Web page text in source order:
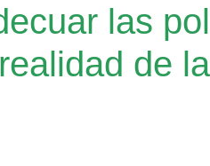
las
de la